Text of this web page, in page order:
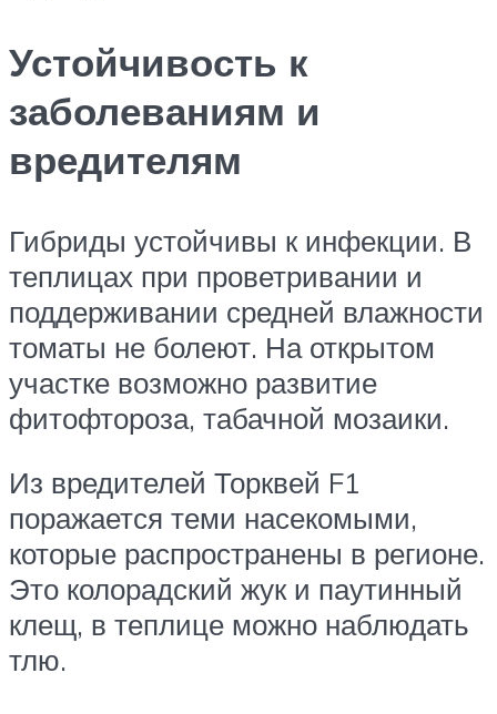
Устойчивость к
заболеваниям и
вредителям
Гибриды устойчивы к инфекции. В
теплицах при проветривании и
поддерживании средней влажности
томаты не болеют. На открытом
участке возможно развитие
фитофтороза, табачной мозаики.
Из вредителей Торквей F1
поражается теми насекомыми,
которые распространены в регионе.
Это колорадский жук и паутинный
клещ, в теплице можно наблюдать
тлю.